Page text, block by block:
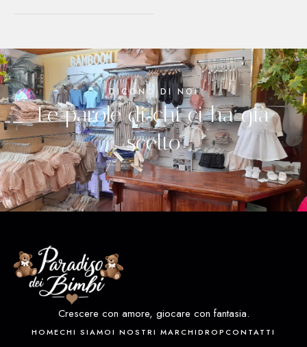
DICONO DI NOI
Le parole di chi ci ha già
scelto
Crescere con amore, giocare con fantasia.
HOMECHI SIAMOI NOSTRI MARCHIDROPCONTATTI